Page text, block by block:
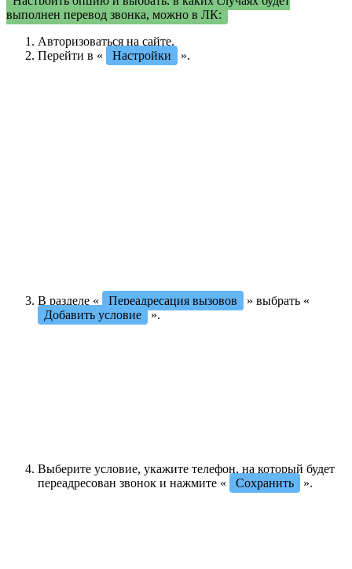
выполнен перевод звонка, можно в ЛК:
Авторизоваться на сайте.
Перейти в «
Настройки ».
В разделе « Переадресация вызовов
» выбрать «
Добавить условие ».
Выберите условие, укажите телефон, на который будет
переадресован звонок и нажмите «
Сохранить ».